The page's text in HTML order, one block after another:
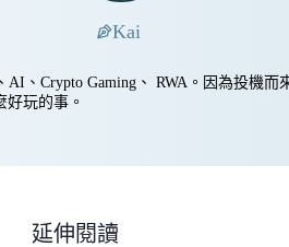
Kai
AI、Crypto Gaming、 RWA。因為投機而
好玩的事。
延伸閱讀